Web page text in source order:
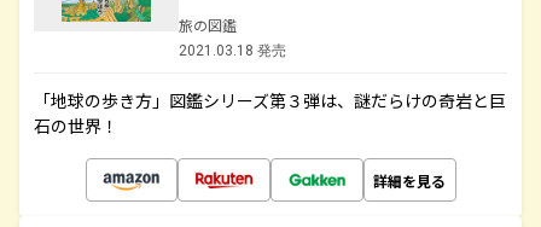
旅の図鑑
2021.03.18 発売
「地球の歩き方」図鑑シリーズ第３弾は、謎だらけの奇岩と巨
石の世界！
詳細を見る